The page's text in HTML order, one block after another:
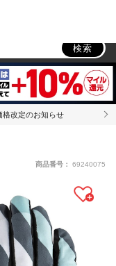
検索
格改定のお知らせ
商品番号： 69240075